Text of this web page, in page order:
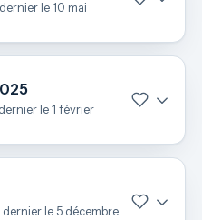
le 10 mai
le 1 février
dernier le 5 décembre